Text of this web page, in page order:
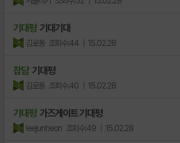
기대평 기대기대
김로동 조회수:44 | 15.02.28
잡담 기대평
김로동 조회수:40 | 15.02.28
기대평 가즈게이트 기대평
leejunheon 조회수:49 | 15.02.28